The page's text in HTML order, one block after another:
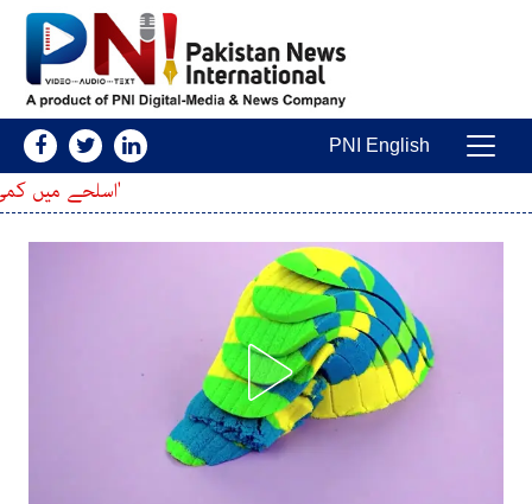
Main Navigation
PNI English
'اسلحے میں کمی کا خدشہ'؛